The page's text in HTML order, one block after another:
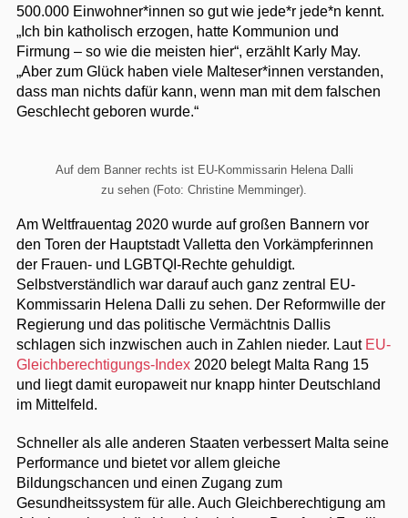
500.000 Einwohner*innen so gut wie jede*r jede*n kennt.
„Ich bin katholisch erzogen, hatte Kommunion und
Firmung – so wie die meisten hier“, erzählt Karly May.
„Aber zum Glück haben viele Malteser*innen verstanden,
dass man nichts dafür kann, wenn man mit dem falschen
Geschlecht geboren wurde.“
Auf dem Banner rechts ist EU-Kommissarin Helena Dalli
zu sehen (Foto: Christine Memminger).
Am Weltfrauentag 2020 wurde auf großen Bannern vor
den Toren der Hauptstadt Valletta den Vorkämpferinnen
der Frauen- und LGBTQI-Rechte gehuldigt.
Selbstverständlich war darauf auch ganz zentral EU-
Kommissarin Helena Dalli zu sehen. Der Reformwille der
Regierung und das politische Vermächtnis Dallis
schlagen sich inzwischen auch in Zahlen nieder. Laut EU-
Gleichberechtigungs-Index 2020 belegt Malta Rang 15
und liegt damit europaweit nur knapp hinter Deutschland
im Mittelfeld.
Schneller als alle anderen Staaten verbessert Malta seine
Performance und bietet vor allem gleiche
Bildungschancen und einen Zugang zum
Gesundheitssystem für alle. Auch Gleichberechtigung am